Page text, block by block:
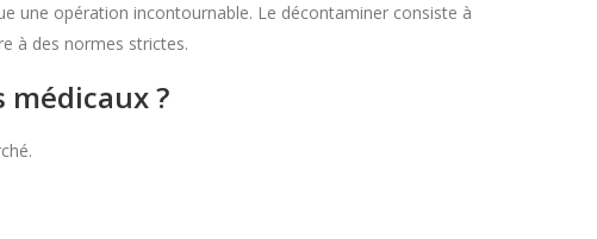
une opération incontournable. Le décontaminer consiste à
à des normes strictes.
?